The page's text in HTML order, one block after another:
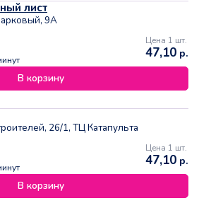
лист
9А
Цена 1 шт.
47,10 р.
В корзину
26/1, ТЦ Катапульта
Цена 1 шт.
47,10 р.
В корзину